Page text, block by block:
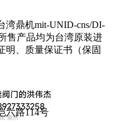
湾鼎机mit-UNID-cns/DI-
售产品均为台湾原装进
明、质量保证书（保固
六路114号